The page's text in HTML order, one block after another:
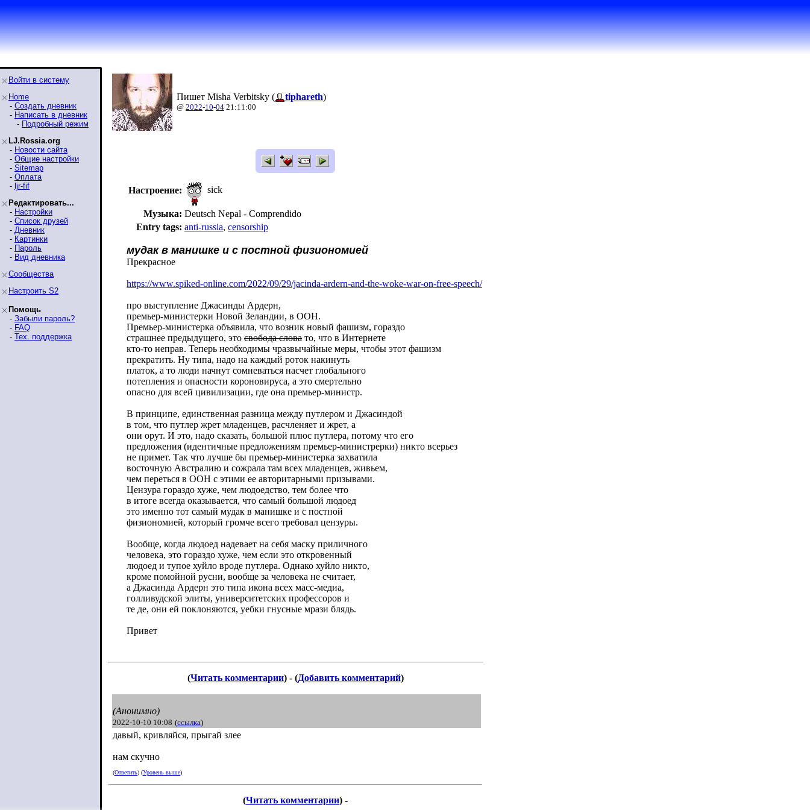
Войти в систему
Home
- Создать дневник
- Написать в дневник
- Подробный режим
LJ.Rossia.org
- Новости сайта
- Общие настройки
- Sitemap
- Оплата
- ljr-fif
Редактировать...
- Настройки
- Список друзей
- Дневник
- Картинки
- Пароль
- Вид дневника
Сообщества
Настроить S2
Помощь
- Забыли пароль?
- FAQ
- Тех. поддержка
Пишет Misha Verbitsky ( tiphareth)
@ 2022-10-04 21:11:00
Настроение: sick
Музыка: Deutsch Nepal - Comprendido
Entry tags: anti-russia, censorship
мудак в манишке и с постной физиономией
Прекрасное
https://www.spiked-online.com/2022/09/29/jacinda-ardern-and-the-woke-war-on-free-speech/
про выступление Джасинды Ардерн,
премьер-министерки Новой Зеландии, в ООН.
Премьер-министерка объявила, что возник новый фашизм, гораздо
страшнее предыдyщего, это свобода слова то, что в Интернете
кто-то неправ. Теперь необходимы чразвычайные меры, чтобы этот фашизм
прекратить. Ну типа, надо на каждый роток накинуть
платок, а то люди начнут сомневаться насчет глобального
потепления и опасности короновируса, а это смертельно
опасно для всей цивилизации, где она премьер-министр.
В принципе, единственная разница между путлером и Джасиндой
в том, что путлер жрет младенцев, расчленяет и жрет, а
они орут. И это, надо сказать, большой плюс путлера, потому что его
предложения (идентичные предложениям премьер-министрерки) никто всерьез
не примет. Так что лучше бы премьер-министерка захватила
восточную Австралию и сожрала там всех младенцев, живьем,
чем переться в ООН с этими ее авторитарными призывами.
Цензура гораздо хуже, чем людоедство, тем более что
в итоге всегда оказывается, что самый большой людоед
это именно тот самый мудак в манишке и с постной
физиономией, который громче всего требовал цензуры.
Вообще, когда людоед надевает на себя маску приличного
человека, это гораздо хуже, чем если это откровенный
людоед и тупое хуйло вроде путлера. Однако хуйло никто,
кроме помойной русни, вообще за человека не считает,
а Джасинда Ардерн это типа икона всех масс-медиа,
голливудской элиты, университетских профессоров и
те де, они ей поклоняются, уебки гнусные мрази блядь.
Привет
(Читать комментарии) - (Добавить комментарий)
(Анонимно)
2022-10-10 10:08 (ссылка)
давый, кривляйся, прыгай злее
нам скучно
(Ответить) (Уровень выше)
(Читать комментарии) -